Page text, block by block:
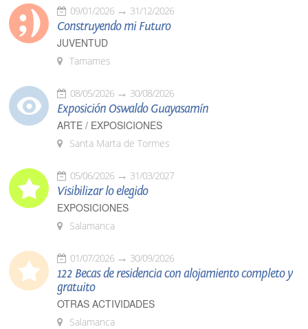
09/01/2026 31/12/2026
Construyendo mi Futuro
JUVENTUD
Tamames
08/05/2026 30/08/2026
Exposición Oswaldo Guayasamín
ARTE / EXPOSICIONES
Santa Marta de Tormes
05/06/2026 31/03/2027
Visibilizar lo elegido
EXPOSICIONES
Salamanca
01/07/2026 30/09/2026
122 Becas de residencia con alojamiento completo y
gratuito
OTRAS ACTIVIDADES
Salamanca